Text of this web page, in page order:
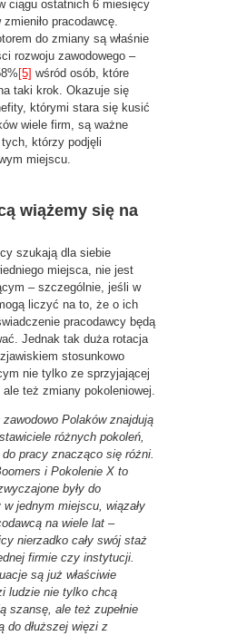
ciągu ostatnich 6 miesięcy
pracodawcę.
do zmiany są właśnie
rozwoju zawodowego –
[5] wśród osób, które
taki krok. Okazuje się
którymi stara się kusić
wiele firm, są ważne
którzy podjęli
miejscu.
wiążemy się na
szukają dla siebie
miejsca, nie jest
– szczególnie, jeśli w
liczyć na to, że o ich
pracodawcy będą
Jednak tak duża rotacja
stosunkowo
nie tylko ze sprzyjającej
też zmiany pokoleniowej.
Polaków znajdują
różnych pokoleń,
pracy znacząco się różni.
i Pokolenie X to
były do
w jednym miejscu, wiązały
na wiele lat –
nierzadko cały swój staż
firmie czy instytucji.
są już właściwie
ludzie nie tylko chcą
szansę, ale też zupełnie
do dłuższej więzi z